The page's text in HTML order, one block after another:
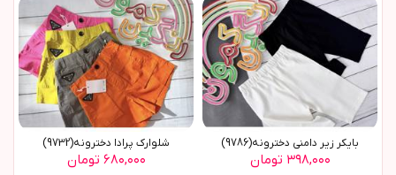
بایکر زیر دامنی دخترونه(9786)
۳۹۸,۰۰۰ تومان
شلوارک پرادا دخترونه(9732)
۶۸۰,۰۰۰ تومان